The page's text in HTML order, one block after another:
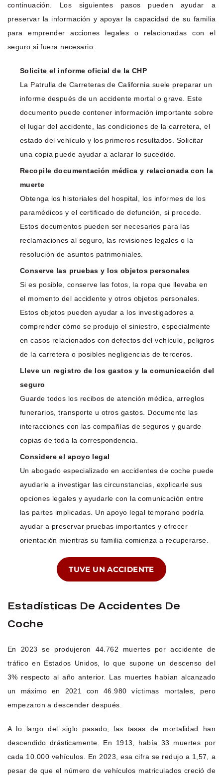
continuación. Los siguientes pasos pueden ayudar a
preservar la información y apoyar la capacidad de su familia
para emprender acciones legales o relacionadas con el
seguro si fuera necesario.
Solicite el informe oficial de la CHP
La Patrulla de Carreteras de California suele preparar un
informe después de un accidente mortal o grave. Este
documento puede contener información importante sobre
el lugar del accidente, las condiciones de la carretera, el
estado del vehículo y los primeros resultados. Solicitar
una copia puede ayudar a aclarar lo sucedido.
Recopile documentación médica y relacionada con la
muerte
Obtenga los historiales del hospital, los informes de los
paramédicos y el certificado de defunción, si procede.
Estos documentos pueden ser necesarios para las
reclamaciones al seguro, las revisiones legales o la
resolución de asuntos patrimoniales.
Conserve las pruebas y los objetos personales
Si es posible, conserve las fotos, la ropa que llevaba en
el momento del accidente y otros objetos personales.
Estos objetos pueden ayudar a los investigadores a
comprender cómo se produjo el siniestro, especialmente
en casos relacionados con defectos del vehículo, peligros
de la carretera o posibles negligencias de terceros.
Lleve un registro de los gastos y la comunicación del
seguro
Guarde todos los recibos de atención médica, arreglos
funerarios, transporte u otros gastos. Documente las
interacciones con las compañías de seguros y guarde
copias de toda la correspondencia.
Considere el apoyo legal
Un abogado especializado en accidentes de coche puede
ayudarle a investigar las circunstancias, explicarle sus
opciones legales y ayudarle con la comunicación entre
las partes implicadas. Un apoyo legal temprano podría
ayudar a preservar pruebas importantes y ofrecer
orientación mientras su familia comienza a recuperarse.
TUVE UN ACCIDENTE
Estadísticas De Accidentes De
Coche
En 2023 se produjeron 44.762 muertes por accidente de
tráfico en Estados Unidos, lo que supone un descenso del
3% respecto al año anterior. Las muertes habían alcanzado
un máximo en 2021 con 46.980 víctimas mortales, pero
empezaron a descender después.
A lo largo del siglo pasado, las tasas de mortalidad han
descendido drásticamente. En 1913, había 33 muertes por
cada 10.000 vehículos. En 2023, esa cifra se redujo a 1,57, a
pesar de que el número de vehículos matriculados creció de